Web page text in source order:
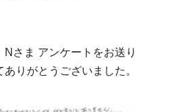
さま アンケートをお送り
ありがとうございました。